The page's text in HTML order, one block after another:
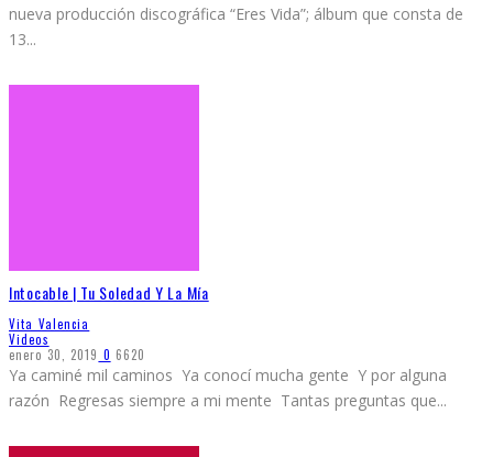
nueva producción discográfica “Eres Vida”; álbum que consta de
13...
Intocable | Tu Soledad Y La Mía
Vita Valencia
Videos
enero 30, 2019 0 6620
Ya caminé mil caminos Ya conocí mucha gente Y por alguna
razón Regresas siempre a mi mente Tantas preguntas que...